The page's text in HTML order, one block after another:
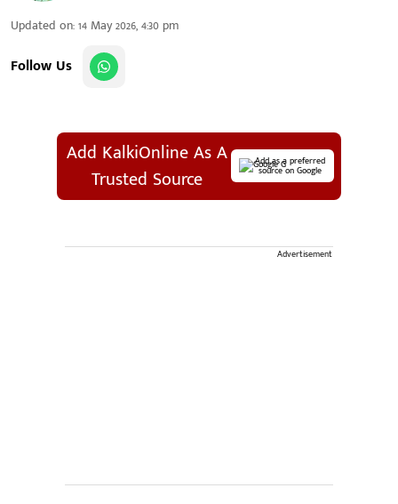
Updated on:14 May 2026, 4:30 pm
Follow Us
Add KalkiOnline As A
Trusted Source
Add as a preferred
source on Google
Advertisement